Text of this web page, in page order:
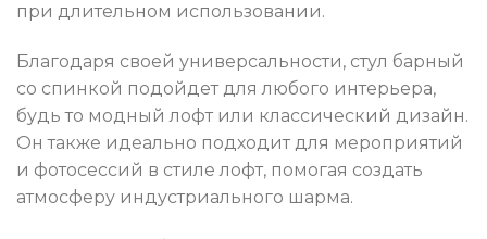
при длительном использовании.
Благодаря своей универсальности, стул барный
со спинкой подойдет для любого интерьера,
будь то модный лофт или классический дизайн.
Он также идеально подходит для мероприятий
и фотосессий в стиле лофт, помогая создать
атмосферу индустриального шарма.